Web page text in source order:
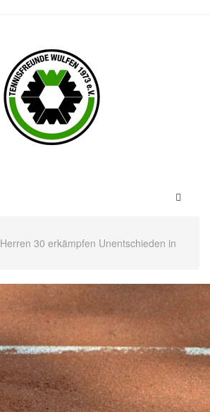
Toggle
Herren 30 erkämpfen Unentschieden in